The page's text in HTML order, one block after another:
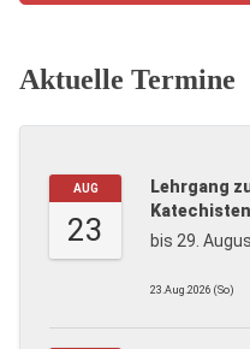
Aktuelle Termine
AUG
23
Lehrgang
bis 29.
23.Aug.2026 (So)